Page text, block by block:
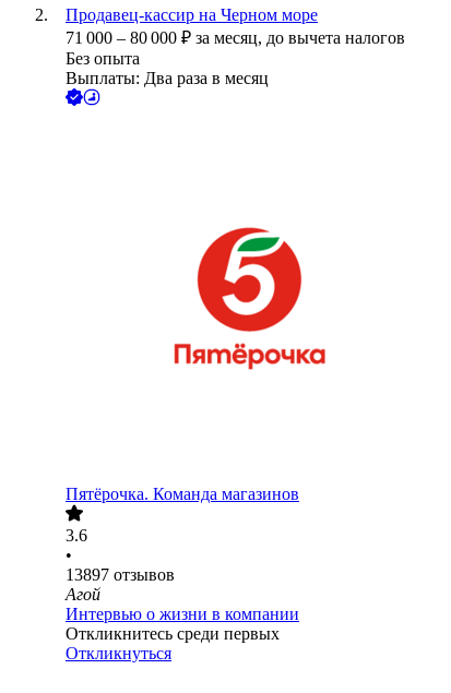
Продавец-кассир на Черном море
71 000 – 80 000 ₽ за месяц, до вычета налогов
Без опыта
Выплаты: Два раза в месяц
Пятёрочка. Команда магазинов
3.6
•
13897 отзывов
Агой
Интервью о жизни в компании
Откликнитесь среди первых
Откликнуться